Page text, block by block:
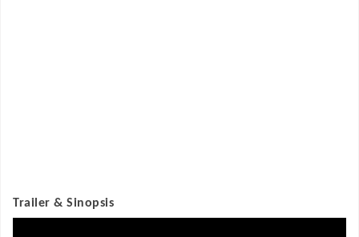
Trailer & Sinopsis